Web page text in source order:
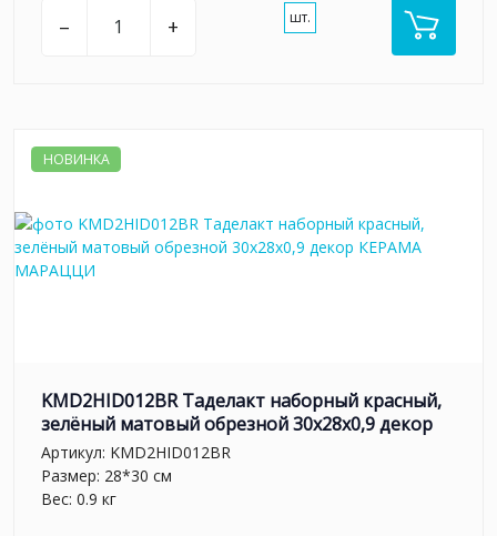
– + шт.
НОВИНКА
KMD2HID012BR Таделакт наборный красный,
зелёный матовый обрезной 30x28x0,9 декор
Артикул: KMD2HID012BR
Размер: 28*30 см
Вес: 0.9 кг